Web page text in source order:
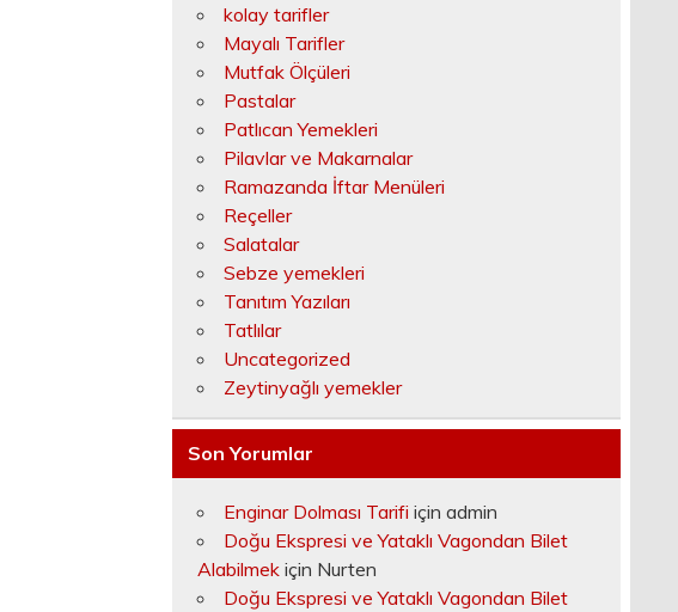
kolay tarifler
Mayalı Tarifler
Mutfak Ölçüleri
Pastalar
Patlıcan Yemekleri
Pilavlar ve Makarnalar
Ramazanda İftar Menüleri
Reçeller
Salatalar
Sebze yemekleri
Tanıtım Yazıları
Tatlılar
Uncategorized
Zeytinyağlı yemekler
Son Yorumlar
Enginar Dolması Tarifi içinadmin
Doğu Ekspresi ve Yataklı Vagondan Bilet
Alabilmek için Nurten
Doğu Ekspresi ve Yataklı Vagondan Bilet